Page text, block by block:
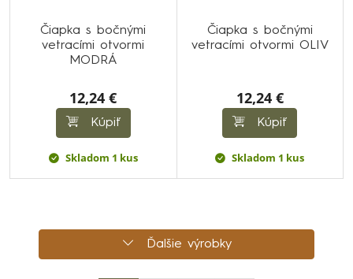
Čiapka s bočnými
vetracími otvormi
MODRÁ
12,24 €
Kúpiť
Skladom 1 kus
Čiapka s bočnými
vetracími otvormi OLIV
12,24 €
Kúpiť
Skladom 1 kus
Ďalšie výrobky